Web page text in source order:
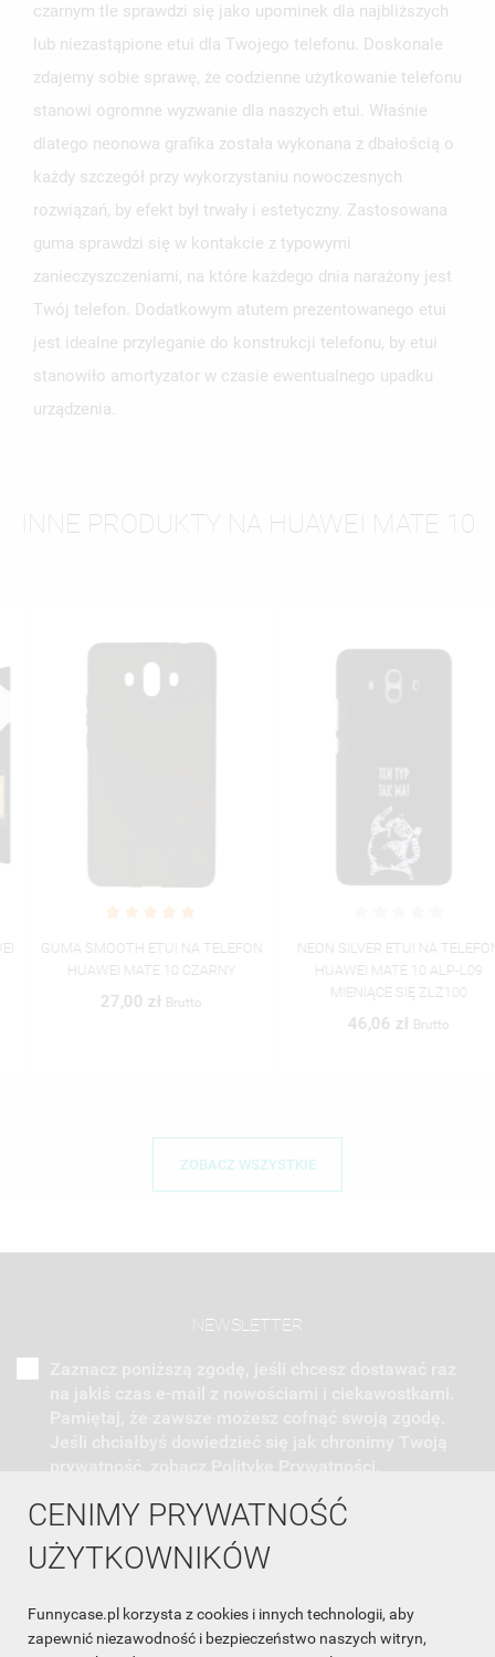
CENIMY PRYWATNOŚĆ
UŻYTKOWNIKÓW
Funnycase.pl korzysta z cookies i innych technologii, aby
zapewnić niezawodność i bezpieczeństwo naszych witryn,
czarnym tle sprawdzi się jako upominek dla najbliższych
lub niezastąpione etui dla Twojego telefonu. Doskonale
zdajemy sobie sprawę, że codzienne użytkowanie telefonu
stanowi ogromne wyzwanie dla naszych etui. Właśnie
dlatego neonowa grafika została wykonana z dbałością o
każdy szczegół przy wykorzystaniu nowoczesnych
rozwiązań, by efekt był trwały i estetyczny. Zastosowana
guma sprawdzi się w kontakcie z typowymi
zanieczyszczeniami, na które każdego dnia narażony jest
Twój telefon. Dodatkowym atutem prezentowanego etui
jest idealne przyleganie do konstrukcji telefonu, by etui
stanowiło amortyzator w czasie ewentualnego upadku
urządzenia.
INNE PRODUKTY NA HUAWEI MATE 10
GUMA SMOOTH ETUI NA TELEFON
HUAWEI MATE 10 CZARNY
27,00 złBrutto
NEON SILVER ETUI NA TELEFON
HUAWEI MATE 10 ALP-L09
MIENIĄCE SIĘ ZLZ100
46,06 złBrutto
ZOBACZ WSZYSTKIE
NEWSLETTER
INFORMACJA O SKLEPIE